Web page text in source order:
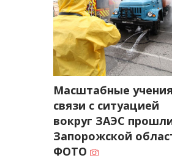
Масштабные
связи с ситуацией
вокруг ЗАЭС
Запорожской
ФОТО